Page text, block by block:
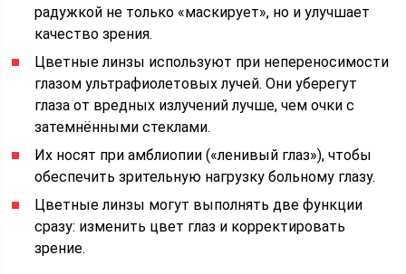
радужкой не только «маскирует», но и улучшает
качество зрения.
Цветные линзы используют при непереносимости
глазом ультрафиолетовых лучей. Они уберегут
глаза от вредных излучений лучше, чем очки с
затемнёнными стеклами.
Их носят при амблиопии («ленивый глаз»), чтобы
обеспечить зрительную нагрузку больному глазу.
Цветные линзы могут выполнять две функции
сразу: изменить цвет глаз и корректировать
зрение.